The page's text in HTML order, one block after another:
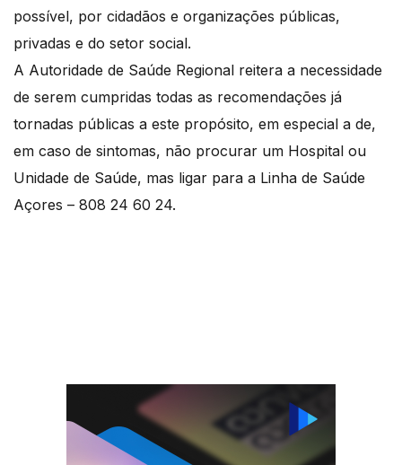
possível, por cidadãos e organizações públicas,
privadas e do setor social.
A Autoridade de Saúde Regional reitera a necessidade
de serem cumpridas todas as recomendações já
tornadas públicas a este propósito, em especial a de,
em caso de sintomas, não procurar um Hospital ou
Unidade de Saúde, mas ligar para a Linha de Saúde
Açores – 808 24 60 24.